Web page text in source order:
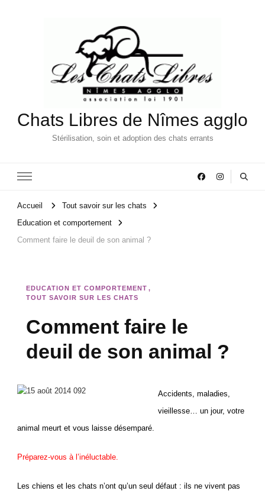
Chats Libres de Nîmes agglo
Stérilisation, soin et adoption des chats errants
Accueil
Tout savoir sur les chats
Education et comportement
Comment faire le deuil de son animal ?
EDUCATION ET COMPORTEMENT
TOUT SAVOIR SUR LES CHATS
Comment faire le
deuil de son animal ?
Accidents, maladies,
vieillesse… un jour, votre
animal meurt et vous laisse désemparé.
Préparez-vous à l’inéluctable.
Les chiens et les chats n’ont qu’un seul défaut : ils ne vivent pas